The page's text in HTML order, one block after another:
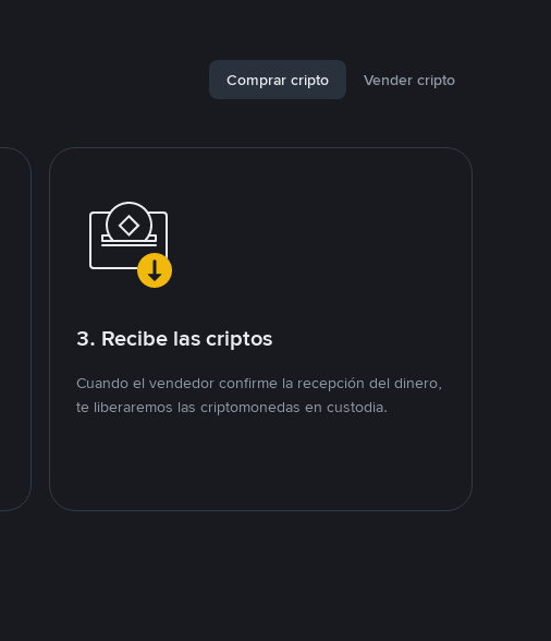
Comprar cripto Vender cripto
3. Recibe las criptos
Cuando el vendedor confirme la recepción del dinero,
te liberaremos las criptomonedas en custodia.